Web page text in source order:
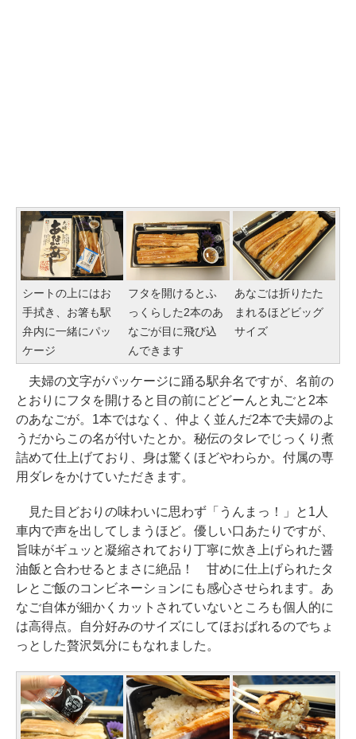
シートの上にはお
手拭き、お箸も駅
弁内に一緒にパッ
ケージ
フタを開けるとふ
っくらした2本のあ
なごが目に飛び込
んできます
あなごは折りたた
まれるほどビッグ
サイズ
夫婦の文字がパッケージに踊る駅弁名ですが、名前の
とおりにフタを開けると目の前にどどーんと丸ごと2本
のあなごが。1本ではなく、仲よく並んだ2本で夫婦のよ
うだからこの名が付いたとか。秘伝のタレでじっくり煮
詰めて仕上げており、身は驚くほどやわらか。付属の専
用ダレをかけていただきます。
見た目どおりの味わいに思わず「うんまっ！」と1人
車内で声を出してしまうほど。優しい口あたりですが、
旨味がギュッと凝縮されており丁寧に炊き上げられた醤
油飯と合わせるとまさに絶品！ 甘めに仕上げられたタ
レとご飯のコンビネーションにも感心させられます。あ
なご自体が細かくカットされていないところも個人的に
は高得点。自分好みのサイズにしてほおばれるのでちょ
っとした贅沢気分にもなれました。